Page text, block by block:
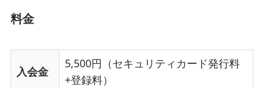
料金
入会金
5,500円（セキュリティカード発行料
+登録料）